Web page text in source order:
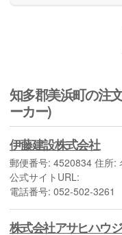
知多郡美浜町の注
ーカー)
伊藤建設株式会社
郵便番号: 4520834 住所:
公式サイトURL:
電話番号: 052-502-3261
株式会社アサヒハウ